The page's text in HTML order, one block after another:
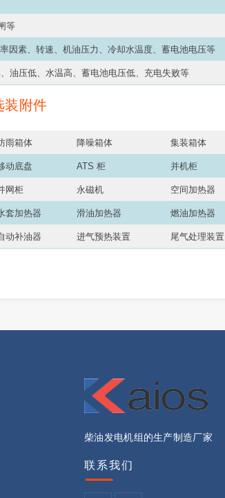
等
因素、转速、机油压力、冷却水温度、蓄电池电压等
油压低、水温高、蓄电池电压低、充电失败等
装附件
雨箱体 降噪箱体 集装箱体
动底盘 ATS 柜 并机柜
网柜 永磁机 空间加热器
套加热器 滑油加热器 燃油加热器
动补油器 进气预热装置 尾气处理装置
柴油发电机组的生产制造厂家
联系我们